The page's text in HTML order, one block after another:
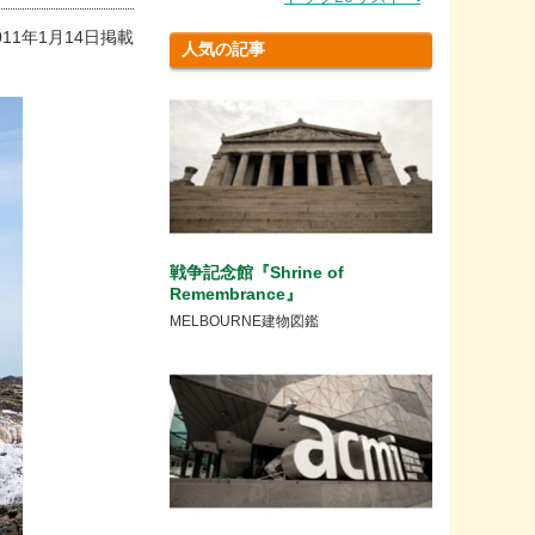
年1月14日掲載
人気の記事
戦争記念館『Shrine of
Remembrance』
MELBOURNE建物図鑑